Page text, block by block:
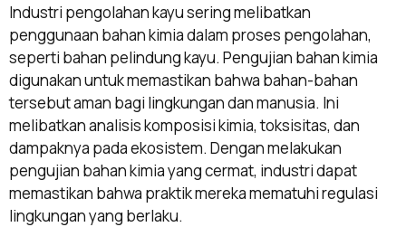
Industri pengolahan kayu sering melibatkan
penggunaan bahan kimia dalam proses pengolahan,
seperti bahan pelindung kayu. Pengujian bahan kimia
digunakan untuk memastikan bahwa bahan-bahan
tersebut aman bagi lingkungan dan manusia. Ini
melibatkan analisis komposisi kimia, toksisitas, dan
dampaknya pada ekosistem. Dengan melakukan
pengujian bahan kimia yang cermat, industri dapat
memastikan bahwa praktik mereka mematuhi regulasi
lingkungan yang berlaku.